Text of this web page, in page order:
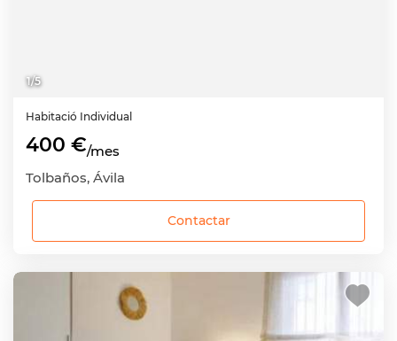
1/5
Habitació Individual
400 €/mes
Tolbaños, Ávila
Contactar